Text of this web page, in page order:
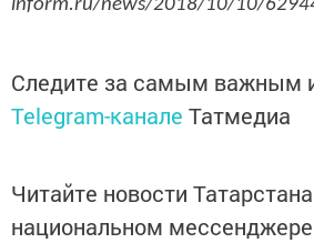
inform.ru/news/2018/10/10/
Следите за самым важным
Telegram-канале Татмедиа
Читайте новости
национальном